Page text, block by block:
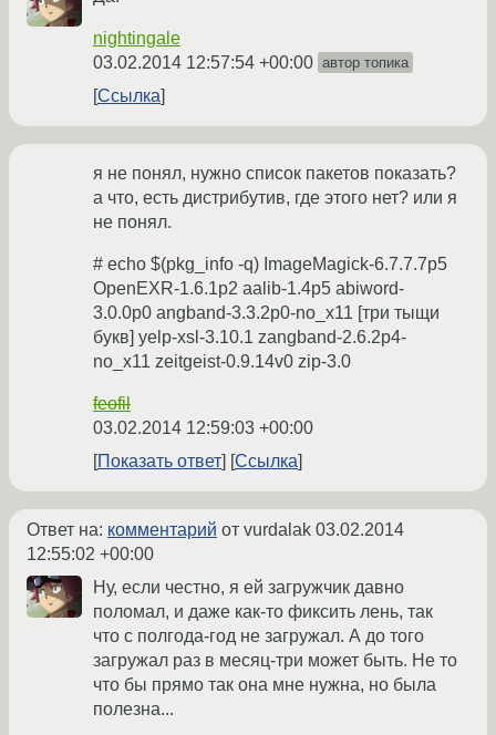
nightingale
03.02.2014 12:57:54 +00:00 автор топика
Ссылка
я не понял, нужно список пакетов показать?
а что, есть дистрибутив, где этого нет? или я
не понял.
# echo $(pkg_info -q) ImageMagick-6.7.7.7p5
OpenEXR-1.6.1p2 aalib-1.4p5 abiword-
3.0.0p0 angband-3.3.2p0-no_x11 [три тыщи
букв] yelp-xsl-3.10.1 zangband-2.6.2p4-
no_x11 zeitgeist-0.9.14v0 zip-3.0
feofil
03.02.2014 12:59:03 +00:00
Показать ответ
Ссылка
Ответ на: комментарий от vurdalak 03.02.2014
12:55:02 +00:00
Ну, если честно, я ей загружчик давно
поломал, и даже как-то фиксить лень, так
что с полгода-год не загружал. А до того
загружал раз в месяц-три может быть. Не то
что бы прямо так она мне нужна, но была
полезна...